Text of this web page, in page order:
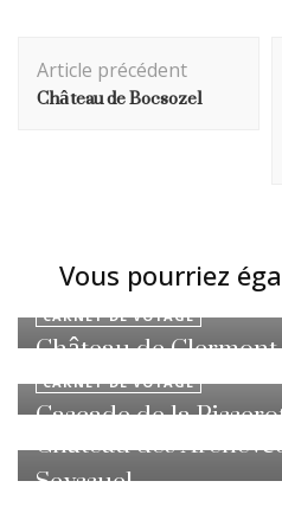
d'article
Article précédent
Château de Bocsozel
Vous pourriez
CARNET DE VOYAGE
Château de
CARNET DE VOYAGE
Cascade de la
CARNET DE VOYAGE
Château des
Seyssuel.